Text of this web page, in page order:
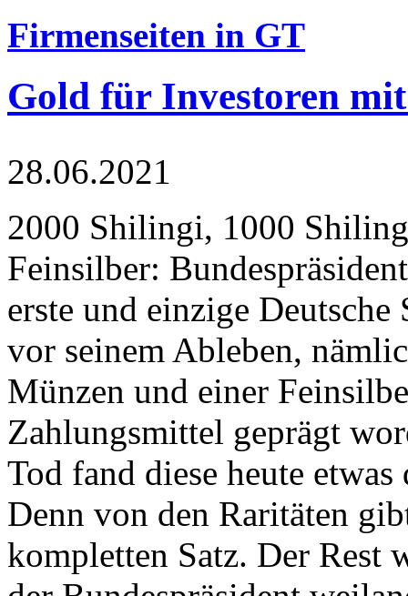
Firmenseiten in GT
Gold für Investoren
28.06.2021
2000 Shilingi, 1000
Feinsilber:
erste und einzige Deutsche
vor seinem Ableben,
Münzen und einer
Zahlungsmittel geprägt
Tod fand diese heute
Denn von den Raritäten
kompletten Satz. Der Rest